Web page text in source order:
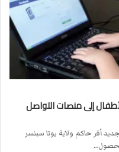
إلى منصات التواصل
أقر حاكم ولاية يوتا سبنسر